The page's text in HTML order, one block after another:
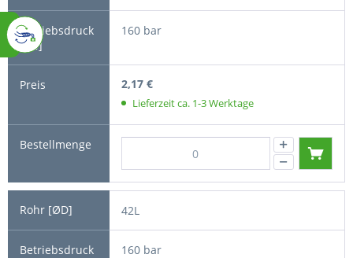
160 bar
2,17 €
Lieferzeit ca. 1-3 Werktage
42L
160 bar